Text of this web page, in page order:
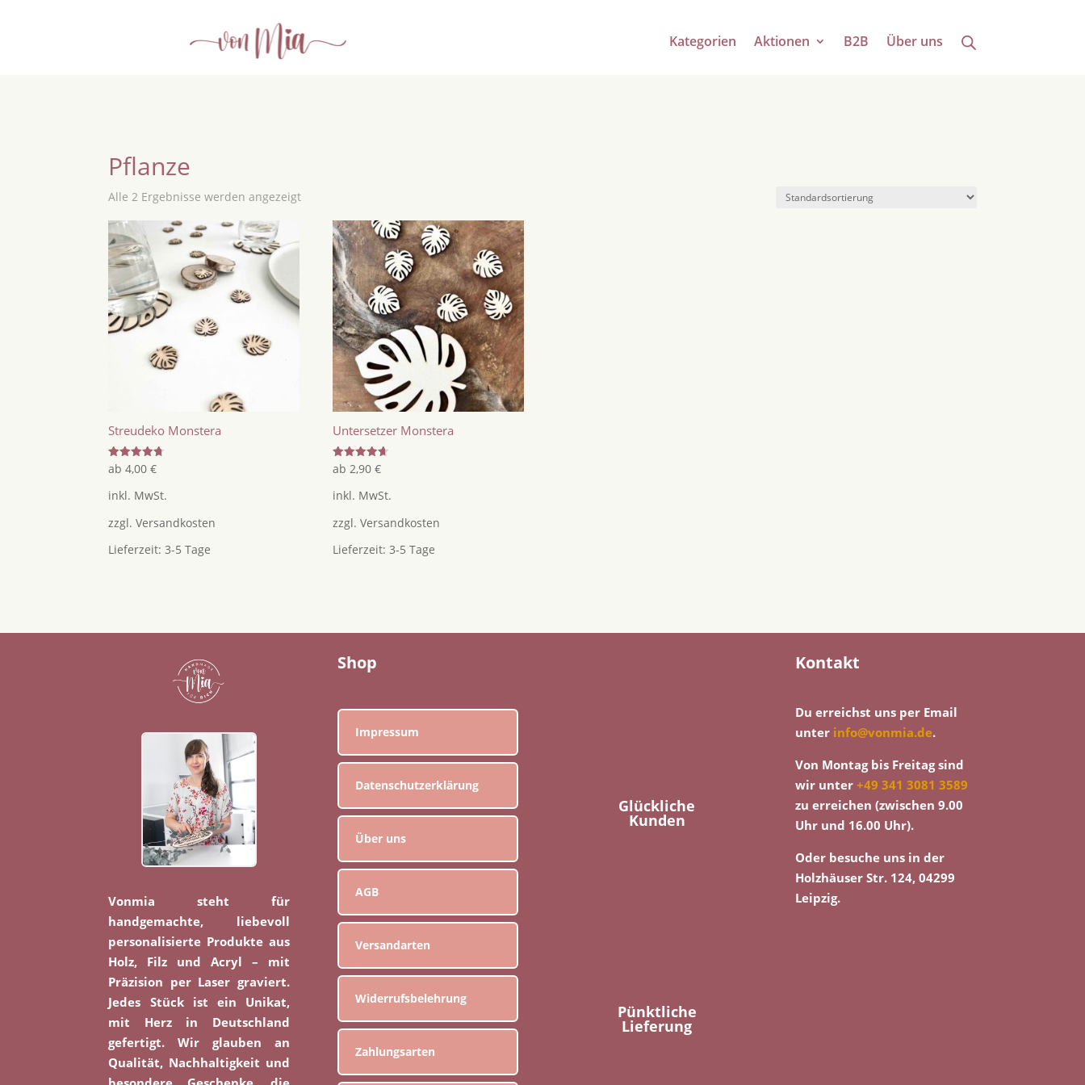
Kategorien Aktionen B2B Über uns
Pflanze
Alle 2 Ergebnisse werden angezeigt
Streudeko Monstera
Bewertet
mit
von 5
ab4,00€
inkl. MwSt.
zzgl.Versandkosten
Lieferzeit:3-5 Tage
Untersetzer Monstera
Bewertet
mit
von 5
ab2,90€
inkl. MwSt.
zzgl.Versandkosten
Lieferzeit:3-5 Tage
Vonmia steht für
handgemachte, liebevoll
personalisierte Produkte aus
Holz, Filz und Acryl – mit
Präzision per Laser graviert.
Jedes Stück ist ein Unikat,
mit Herz in Deutschland
gefertigt. Wir glauben an
Qualität, Nachhaltigkeit und
Shop
Impressum
Datenschutzerklärung
Über uns
AGB
Versandarten
Widerrufsbelehrung
Zahlungsarten
Glückliche
Kunden
Pünktliche
Lieferung
Kontakt
Du erreichst uns per Email
unter info@vonmia.de.
Von Montag bis Freitag sind
wir unter+49 341 3081 3589
zu erreichen (zwischen 9.00
Uhr und 16.00 Uhr).
Oder besuche uns in der
Holzhäuser Str. 124, 04299
Leipzig.